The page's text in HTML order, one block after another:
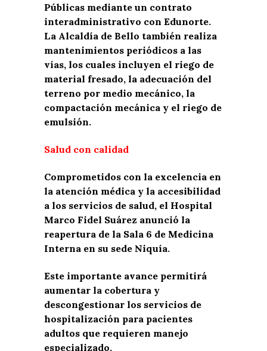
Públicas mediante un contrato
interadministrativo con Edunorte.
La Alcaldía de Bello también realiza
mantenimientos periódicos a las
vías, los cuales incluyen el riego de
material fresado, la adecuación del
terreno por medio mecánico, la
compactación mecánica y el riego de
emulsión.
Salud con calidad
Comprometidos con la excelencia en
la atención médica y la accesibilidad
a los servicios de salud, el Hospital
Marco Fidel Suárez anunció la
reapertura de la Sala 6 de Medicina
Interna en su sede Niquía.
Este importante avance permitirá
aumentar la cobertura y
descongestionar los servicios de
hospitalización para pacientes
adultos que requieren manejo
especializado.